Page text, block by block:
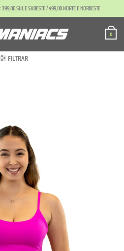
399,00 SUL E SUDESTE / 499,00 NORTE E NORDESTE
0
FILTRAR